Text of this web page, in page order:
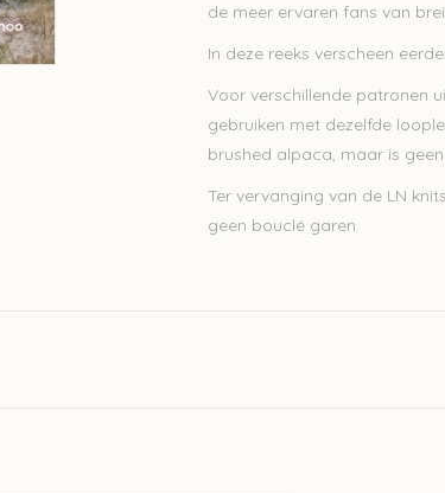
de meer ervaren fans van
In deze reeks verscheen
Voor verschillende patronen
gebruiken met dezelfde
brushed alpaca, maar is
Ter vervanging van de LN
geen bouclé garen.